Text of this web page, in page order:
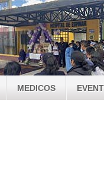
MEDICOS